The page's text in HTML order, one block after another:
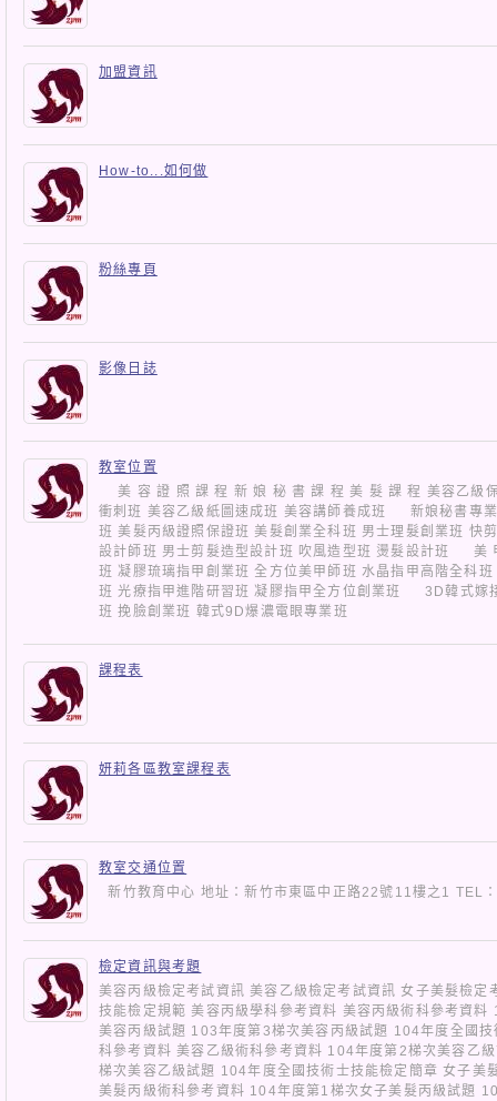
加盟資訊
How-to...如何做
粉絲專頁
影像日誌
教室位置
美 容 證 照 課 程 新 娘 秘 書 課 程 美 髮 課 程 美容乙級
衝刺班 美容乙級紙圖速成班 美容講師養成班 新娘秘書專
班 美髮丙級證照保證班 美髮創業全科班 男士理髮創業班 快
設計師班 男士剪髮造型設計班 吹風造型班 燙髮設計班 美
班 凝膠琉璃指甲創業班 全方位美甲師班 水晶指甲高階全科
班 光療指甲進階研習班 凝膠指甲全方位創業班 3D韓式嫁
班 挽臉創業班 韓式9D爆濃電眼專業班
課程表
妍莉各區教室課程表
教室交通位置
新竹教育中心 地址：新竹市東區中正路22號11樓之
檢定資訊與考題
美容丙級檢定考試資訊 美容乙級檢定考試資訊 女子美髮檢
技能檢定規範 美容丙級學科參考資料 美容丙級術科參考資
美容丙級試題 103年度第3梯次美容丙級試題 104年度全國
科參考資料 美容乙級術科參考資料 104年度第2梯次美容乙
梯次美容乙級試題 104年度全國技術士技能檢定簡章 女子美
美髮丙級術科參考資料 104年度第1梯次女子美髮丙級試題